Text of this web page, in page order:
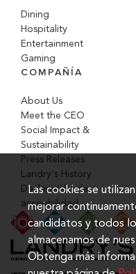
Dining
Hospitality
Entertainment
Gaming
COMPAÑÍA
About Us
Meet the CEO
Social Impact &
Sustainability
Press Releases
Landry's History
Declaración de
accesibilidad
Las cookies se
mejorar
candidatos y todos
almacenamos de
Obtenga más